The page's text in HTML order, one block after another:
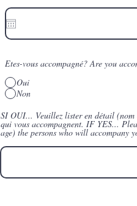
q
u
i
r
Etes-vous accompagné? Are you
Oui
Non
SI OUI... Veuillez lister en détail (nom
qui vous accompagnent. IF YES...
age) the persons who will accompany